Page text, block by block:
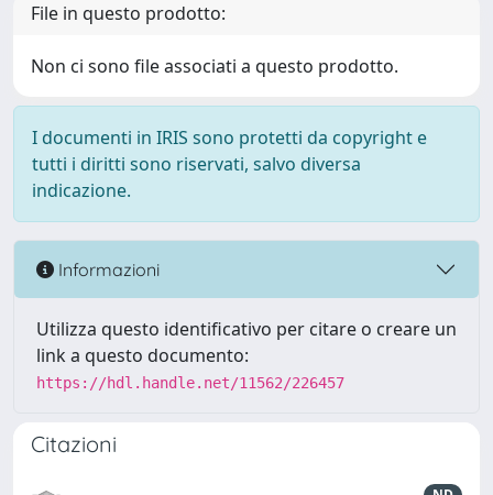
File in questo prodotto:
Non ci sono file associati a questo prodotto.
I documenti in IRIS sono protetti da copyright e
tutti i diritti sono riservati, salvo diversa
indicazione.
Informazioni
Utilizza questo identificativo per citare o creare un
link a questo documento:
https://hdl.handle.net/11562/226457
Citazioni